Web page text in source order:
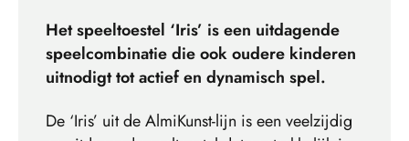
Het speeltoestel ‘Iris’ is een uitdagende
speelcombinatie die ook oudere kinderen
uitnodigt tot actief en dynamisch spel.
De ‘Iris’ uit de AlmiKunst-lijn is een veelzijdig